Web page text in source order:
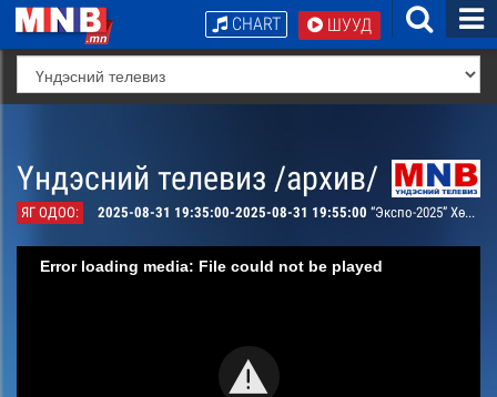
ШУУД
CHART
Үндэсний телевиз /архив/
ЯГ ОДОО: 2025-08-31 19:35:00-2025-08-31 19:55:00 “Экспо-2025” Хөх хотоос бэлтгэв
Error loading media: File could not be played